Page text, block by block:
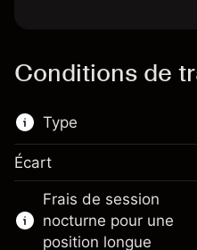
Conditions de
Type
Cet instrument
le trading via les CFD
En savoir plus sur :
Écart
Frais de session
nocturne pour une
position longue